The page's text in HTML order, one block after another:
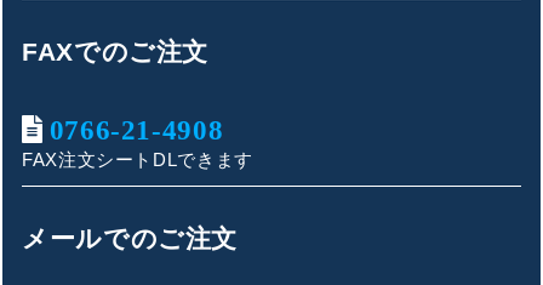
キンショウお問い合わせサポート
こんにちは！
お買い物やお問い合わせ相談のサポートをさせていただい
FAXでのご注文
0766-21-4908
FAX注文シートDLできます
メールでのご注文